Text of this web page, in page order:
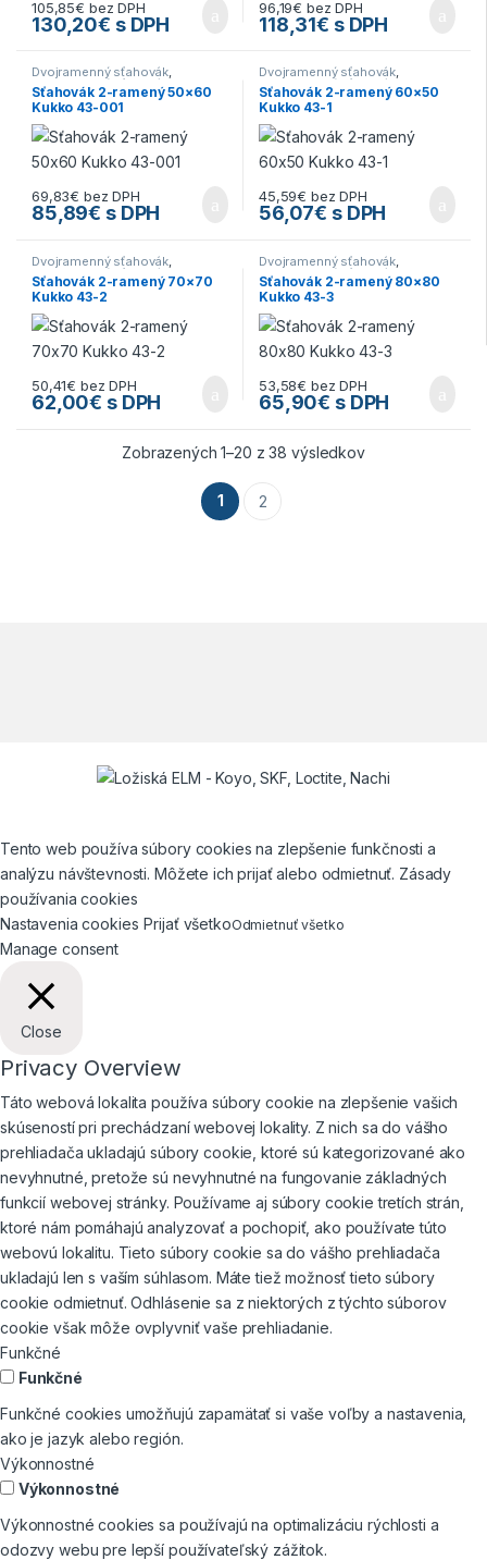
105,85€ bez DPH
130,20€ s DPH
96,19€ bez DPH
118,31€ s DPH
Dvojramenný sťahovák,
Dvojramenný sťahovák,Kukko -
sťahováky,Náradie,Sťahováky
Sťahovák 2-ramený 50×60
Kukko 43-001
69,83€ bez DPH
85,89€ s DPH
Dvojramenný sťahovák,
Dvojramenný sťahovák ,Kukko -
sťahováky,Náradie,Sťahováky
Sťahovák 2-ramený 60×50
Kukko 43-1
45,59€ bez DPH
56,07€ s DPH
Dvojramenný sťahovák,
Dvojramenný sťahovák,Kukko -
sťahováky,Náradie,Sťahováky
Sťahovák 2-ramený 70×70
Kukko 43-2
50,41€ bez DPH
62,00€ s DPH
Dvojramenný sťahovák,
Dvojramenný sťahovák ,Kukko -
sťahováky,Náradie,Sťahováky
Sťahovák 2-ramený 80×80
Kukko 43-3
53,58€ bez DPH
65,90€ s DPH
Zobrazených 1–20 z 38 výsledkov
1 2
Tento web používa súbory cookies na zlepšenie funkčnosti a
analýzu návštevnosti. Môžete ich prijať alebo odmietnuť. Zásady
používania cookies
Nastavenia cookies Prijať všetkoOdmietnuť všetko
Manage consent
Close
Privacy Overview
Táto webová lokalita používa súbory cookie na zlepšenie vašich
skúseností pri prechádzaní webovej lokality. Z nich sa do vášho
prehliadača ukladajú súbory cookie, ktoré sú kategorizované ako
nevyhnutné, pretože sú nevyhnutné na fungovanie základných
funkcií webovej stránky. Používame aj súbory cookie tretích strán,
ktoré nám pomáhajú analyzovať a pochopiť, ako používate túto
webovú lokalitu. Tieto súbory cookie sa do vášho prehliadača
ukladajú len s vaším súhlasom. Máte tiež možnosť tieto súbory
cookie odmietnuť. Odhlásenie sa z niektorých z týchto súborov
cookie však môže ovplyvniť vaše prehliadanie.
Funkčné
Funkčné
Funkčné cookies umožňujú zapamätať si vaše voľby a nastavenia,
ako je jazyk alebo región.
Výkonnostné
Výkonnostné
Výkonnostné cookies sa používajú na optimalizáciu rýchlosti a
odozvy webu pre lepší používateľský zážitok.